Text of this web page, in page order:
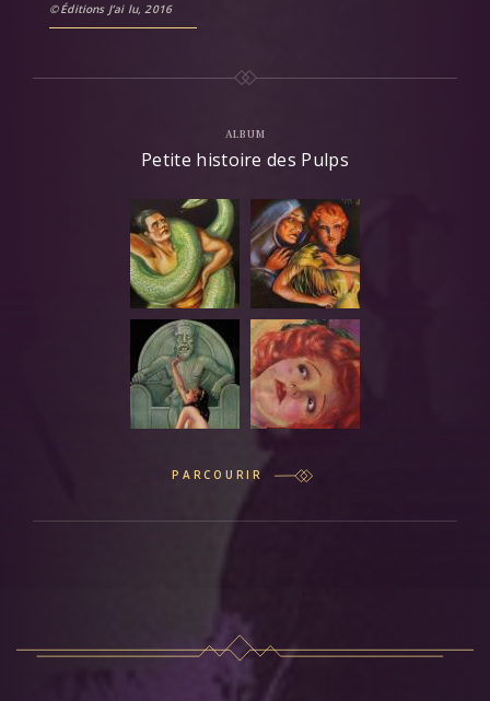
Éditions J’ai lu, 2016
ALBUM
Petite histoire des Pulps
PARCOURIR